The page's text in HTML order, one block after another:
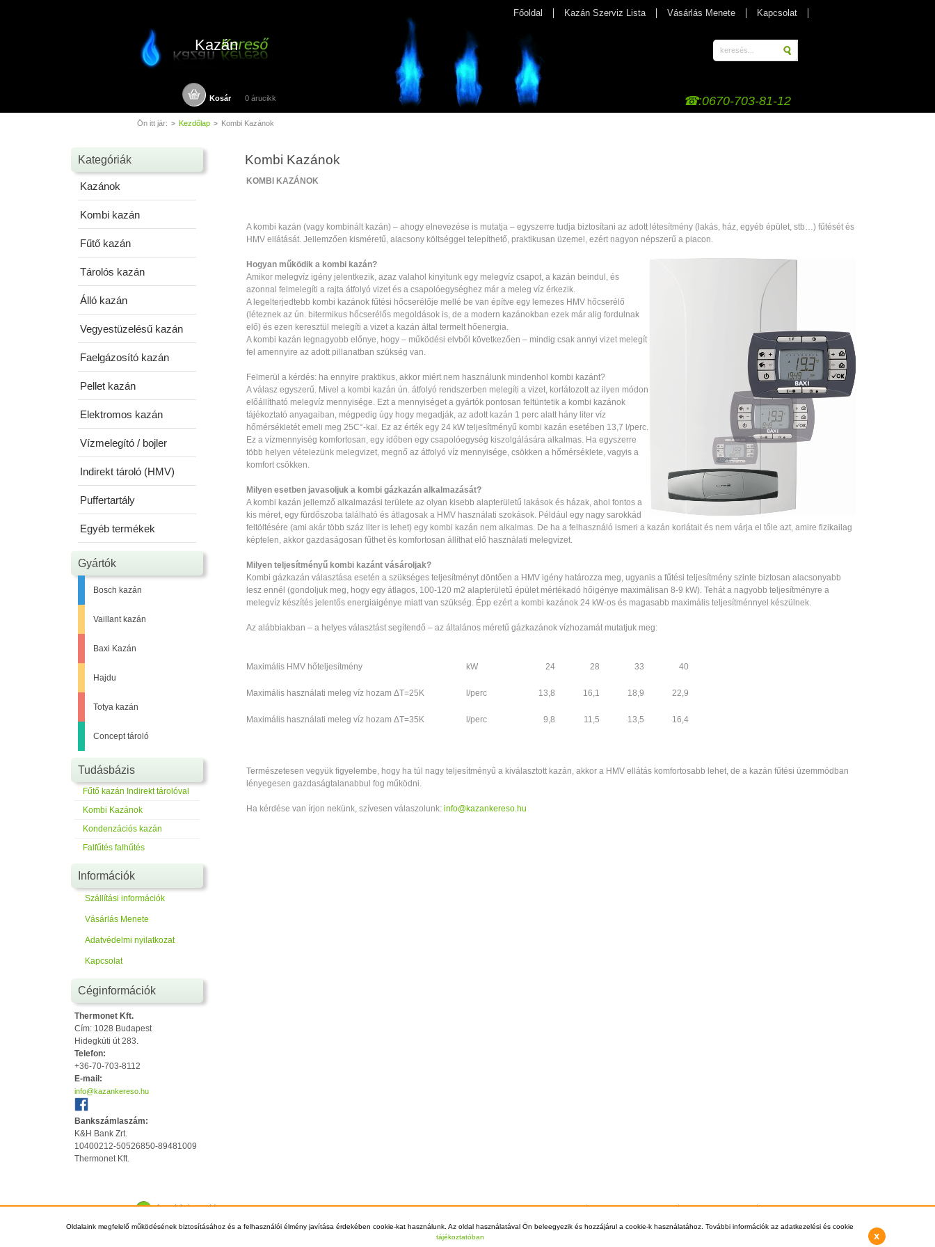
Kazán
Főoldal Kazán Szerviz Lista Vásárlás Menete Kapcsolat
Kosár 0 árucikk ☎:0670-703-81-12
Ön itt jár: > Kezdőlap > Kombi Kazánok
Kombi Kazánok
KOMBI KAZÁNOK
A kombi kazán (vagy kombinált kazán) – ahogy elnevezése is mutatja – egyszerre tudja biztosítani az adott létesítmény (lakás, ház, egyéb épület, stb…) fűtését és
HMV ellátását. Jellemzően kisméretű, alacsony költséggel telepíthető, praktikusan üzemel, ezért nagyon népszerű a piacon.
Hogyan működik a kombi kazán?
Amikor melegvíz igény jelentkezik, azaz valahol kinyitunk egy melegvíz csapot, a kazán beindul, és
azonnal felmelegíti a rajta átfolyó vizet és a csapolóegységhez már a meleg víz érkezik.
A legelterjedtebb kombi kazánok fűtési hőcserélője mellé be van építve egy lemezes HMV hőcserélő
(léteznek az ún. bitermikus hőcserélős megoldások is, de a modern kazánokban ezek már alig fordulnak
elő) és ezen keresztül melegíti a vizet a kazán által termelt hőenergia.
A kombi kazán legnagyobb előnye, hogy – működési elvből következően – mindig csak annyi vizet melegít
fel amennyire az adott pillanatban szükség van.
Felmerül a kérdés: ha ennyire praktikus, akkor miért nem használunk mindenhol kombi kazánt?
A válasz egyszerű. Mivel a kombi kazán ún. átfolyó rendszerben melegíti a vizet, korlátozott az ilyen módon
előállítható melegvíz mennyisége. Ezt a mennyiséget a gyártók pontosan feltüntetik a kombi kazánok
tájékoztató anyagaiban, mégpedig úgy hogy megadják, az adott kazán 1 perc alatt hány liter víz
hőmérsékletét emeli meg 25C°-kal. Ez az érték egy 24 kW teljesítményű kombi kazán esetében 13,7 l/perc.
Ez a vízmennyiség komfortosan, egy időben egy csapolóegység kiszolgálására alkalmas. Ha egyszerre
több helyen vételezünk melegvizet, megnő az átfolyó víz mennyisége, csökken a hőmérséklete, vagyis a
komfort csökken.
Milyen esetben javasoljuk a kombi gázkazán alkalmazását?
A kombi kazán jellemző alkalmazási területe az olyan kisebb alapterületű lakások és házak, ahol fontos a
kis méret, egy fürdőszoba található és átlagosak a HMV használati szokások. Például egy nagy sarokkád
feltöltésére (ami akár több száz liter is lehet) egy kombi kazán nem alkalmas. De ha a felhasználó ismeri a kazán korlátait és nem várja el tőle azt, amire fizikailag
képtelen, akkor gazdaságosan fűthet és komfortosan állíthat elő használati melegvizet.
Milyen teljesítményű kombi kazánt vásároljak?
Kombi gázkazán választása esetén a szükséges teljesítményt döntően a HMV igény határozza meg, ugyanis a fűtési teljesítmény szinte biztosan alacsonyabb
lesz ennél (gondoljuk meg, hogy egy átlagos, 100-120 m2 alapterületű épület mértékadó hőigénye maximálisan 8-9 kW). Tehát a nagyobb teljesítményre a
melegvíz készítés jelentős energiaigénye miatt van szükség. Épp ezért a kombi kazánok 24 kW-os és magasabb maximális teljesítménnyel készülnek.
Az alábbiakban – a helyes választást segítendő – az általános méretű gázkazánok vízhozamát mutatjuk meg:
Maximális HMV hőteljesítmény kW 24 28 33 40
Maximális használati meleg víz hozam ΔT=25K l/perc 13,8 16,1 18,9 22,9
Maximális használati meleg víz hozam ΔT=35K l/perc 9,8 11,5 13,5 16,4
Természetesen vegyük figyelembe, hogy ha túl nagy teljesítményű a kiválasztott kazán, akkor a HMV ellátás komfortosabb lehet, de a kazán fűtési üzemmódban
lényegesen gazdaságtalanabbul fog működni.
Ha kérdése van írjon nekünk, szívesen válaszolunk: info@kazankereso.hu
Kategóriák
Kazánok
Kombi kazán
Fűtő kazán
Tárolós kazán
Álló kazán
Vegyestüzelésű kazán
Faelgázosító kazán
Pellet kazán
Elektromos kazán
Vízmelegító / bojler
Indirekt tároló (HMV)
Puffertartály
Egyéb termékek
Gyártók
Bosch kazán
Vaillant kazán
Baxi Kazán
Hajdu
Totya kazán
Concept tároló
Tudásbázis
Fűtő kazán Indirekt tárolóval
Kombi Kazánok
Kondenzációs kazán
Falfűtés falhűtés
Információk
Szállítási információk
Vásárlás Menete
Adatvédelmi nyilatkozat
Kapcsolat
Céginformációk
Thermonet Kft.
Cím: 1028 Budapest
Hidegkúti út 283.
Telefon:
+36-70-703-8112
E-mail:
info@kazankereso.hu
Bankszámlaszám:
K&H Bank Zrt.
10400212-50526850-89481009
Thermonet Kft.
Oldalaink megfelelő működésének biztosításához és a felhasználói élmény javítása érdekében cookie-kat használunk. Az oldal használatával Ön beleegyezik és hozzájárul a cookie-k használatához. További információk az adatkezelési és cookie
tájékoztatóban
x
Az oldal tetejére Főoldal Szállítási információk Vásárlás Menete
Kapcsolat
© 2012 - 2026 Kazán Kereső - +36-70-703-8112, +36-1-397-0007 -info@kazankereso.hu